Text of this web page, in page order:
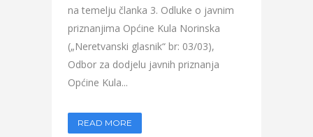
na temelju članka 3. Odluke o javnim
priznanjima Općine Kula Norinska
(„Neretvanski glasnik“ br: 03/03),
Odbor za dodjelu javnih priznanja
Općine Kula...
READ MORE